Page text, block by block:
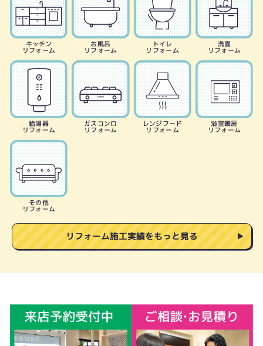
キッチン
リフォーム
お風呂
リフォーム
トイレ
リフォーム
洗面
リフォーム
給湯器
リフォーム
ガスコンロ
リフォーム
レンジフード
リフォーム
浴室暖房
リフォーム
その他
リフォーム
リフォーム施工実績をもっと見る